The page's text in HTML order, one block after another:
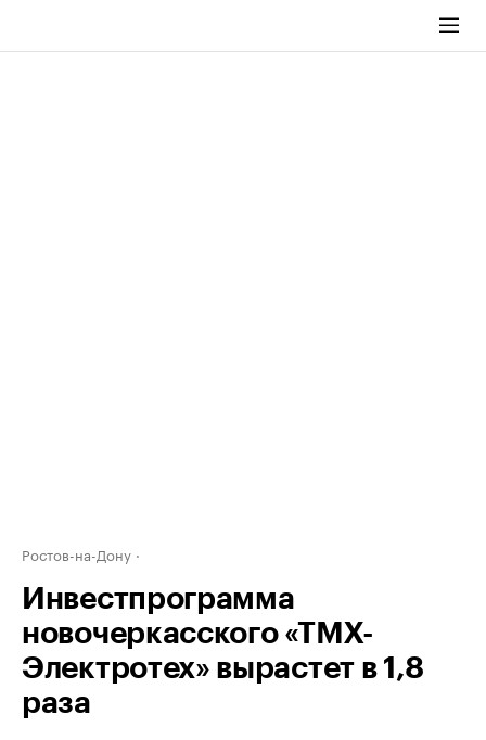
Ростов-на-Дону
Инвестпрограмма
новочеркасского «ТМХ-
Электротех» вырастет в 1,8
раза